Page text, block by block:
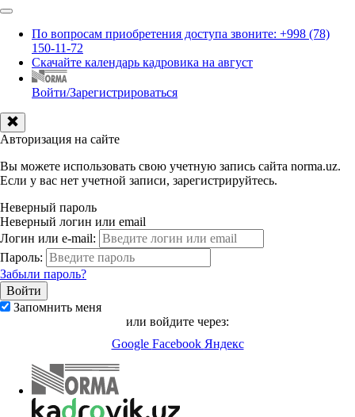
По вопросам приобретения доступа звоните: +998 (78)
150-11-72
Скачайте календарь кадровика на август
Войти/Зарегистрироваться
Авторизация на сайте
Вы можете использовать свою учетную запись сайта norma.uz.
Если у вас нет учетной записи, зарегистрируйтесь.
Неверный пароль
Неверный логин или email
Логин или e-mail:
Пароль:
Забыли пароль?
Запомнить меня
или войдите через:
Google Facebook Яндекс